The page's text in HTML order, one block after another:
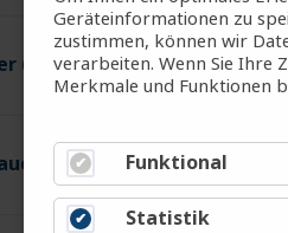
(m/w/d)
(m/w/d)
Geräteinformationen zu
zustimmen, können wir
verarbeiten. Wenn Sie Ihre
Merkmale und Funktionen
Funktional
Statistik